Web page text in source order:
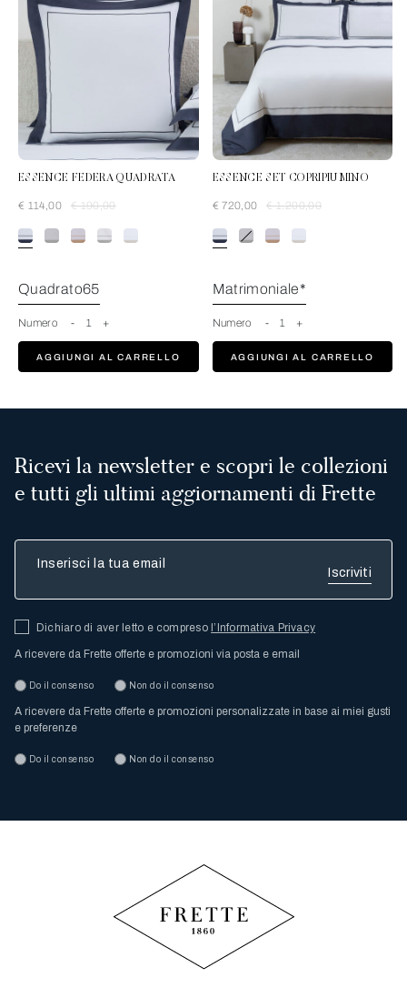
ESSENCE FEDERA QUADRATA
€ 190,00
€ 114,00
Bianco-Mineral
Quadrato65
Numero - 1 +
AGGIUNGI AL CARRELLO
ESSENCE SET COPRIPIUMINO
€ 1.200,00
€ 720,00
Matrimoniale*
Numero - 1 +
AGGIUNGI AL CARRELLO
Ricevi la newsletter e scopri le collezioni
e tutti gli ultimi aggiornamenti di Frette
Dichiaro di aver letto e compreso l’Informativa Privacy
A ricevere da Frette offerte e promozioni via posta e email
Do il consenso Non do il consenso
A ricevere da Frette offerte e promozioni personalizzate in base ai miei gusti
e preferenze
Do il consenso Non do il consenso